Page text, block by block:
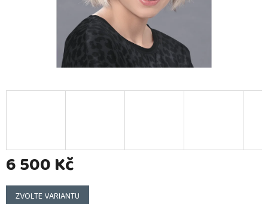
6 500 Kč
Měrná
cena:
ZVOLTE VARIANTU